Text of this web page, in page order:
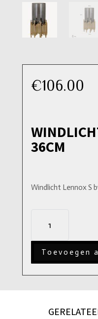
€106.00
36CM
Windlicht Lennox S
Lennox
36cm
aantal
Toevoegen